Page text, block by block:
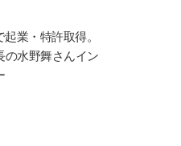
業・特許取得。
の水野舞さんイン